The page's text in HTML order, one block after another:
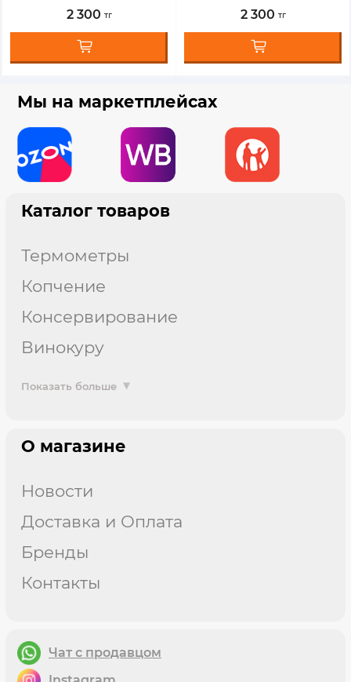
2 300 тг 2 300 тг
Мы на маркетплейсах
Каталог товаров
термометры
копчение
консервирование
винокуру
Показать больше
О магазине
Новости
Доставка и Оплата
Бренды
Контакты
Чат с продавцом